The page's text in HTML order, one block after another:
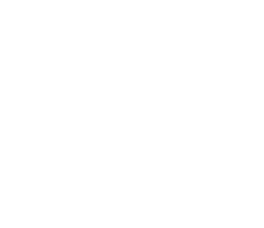
heures. Simplement
les piétons curieux
JF.
mes premiers tirages
en NB.
palissade (un mur de bois
expositions qui m'ont